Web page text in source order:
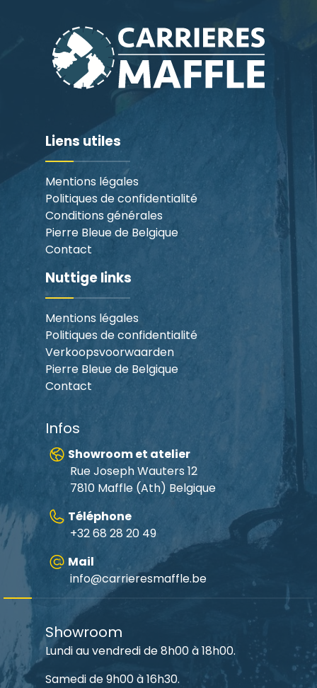
Liens utiles
Mentions légales
Politiques de confidentialité
Conditions générales
Pierre Bleue de Belgique
Contact
Nuttige links
Mentions légales
Politiques de confidentialité
Verkoopsvoorwaarden
Pierre Bleue de Belgique
Contact
Infos
Showroom et atelier
Rue Joseph Wauters 12
7810 Maffle (Ath) Belgique
Téléphone
+32 68 28 20 49
Mail
info@carrieresmaffle.be
Showroom
Lundi au vendredi de 8h00 à 18h00.
Samedi de 9h00 à 16h30.